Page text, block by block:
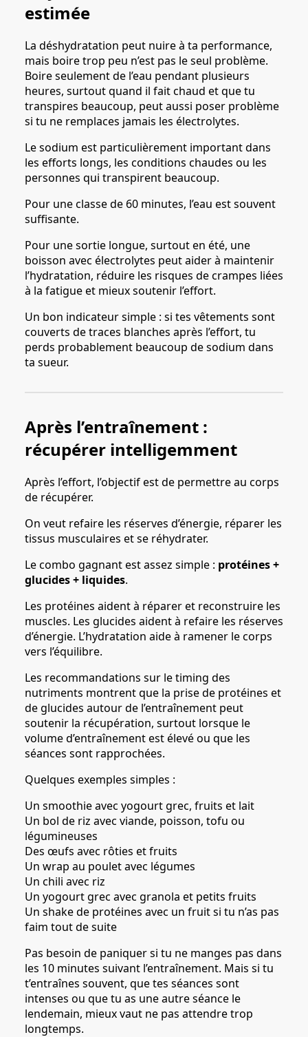
estimée
La déshydratation peut nuire à ta performance,
mais boire trop peu n’est pas le seul problème.
Boire seulement de l’eau pendant plusieurs
heures, surtout quand il fait chaud et que tu
transpires beaucoup, peut aussi poser problème
si tu ne remplaces jamais les électrolytes.
Le sodium est particulièrement important dans
les efforts longs, les conditions chaudes ou les
personnes qui transpirent beaucoup.
Pour une classe de 60 minutes, l’eau est souvent
suffisante.
Pour une sortie longue, surtout en été, une
boisson avec électrolytes peut aider à maintenir
l’hydratation, réduire les risques de crampes liées
à la fatigue et mieux soutenir l’effort.
Un bon indicateur simple : si tes vêtements sont
couverts de traces blanches après l’effort, tu
perds probablement beaucoup de sodium dans
ta sueur.
Après l’entraînement :
récupérer intelligemment
Après l’effort, l’objectif est de permettre au corps
de récupérer.
On veut refaire les réserves d’énergie, réparer les
tissus musculaires et se réhydrater.
Le combo gagnant est assez simple : protéines +
glucides + liquides.
Les protéines aident à réparer et reconstruire les
muscles. Les glucides aident à refaire les réserves
d’énergie. L’hydratation aide à ramener le corps
vers l’équilibre.
Les recommandations sur le timing des
nutriments montrent que la prise de protéines et
de glucides autour de l’entraînement peut
soutenir la récupération, surtout lorsque le
volume d’entraînement est élevé ou que les
séances sont rapprochées.
Quelques exemples simples :
Un smoothie avec yogourt grec, fruits et lait
Un bol de riz avec viande, poisson, tofu ou
légumineuses
Des œufs avec rôties et fruits
Un wrap au poulet avec légumes
Un chili avec riz
Un yogourt grec avec granola et petits fruits
Un shake de protéines avec un fruit si tu n’as pas
faim tout de suite
Pas besoin de paniquer si tu ne manges pas dans
les 10 minutes suivant l’entraînement. Mais si tu
t’entraînes souvent, que tes séances sont
intenses ou que tu as une autre séance le
lendemain, mieux vaut ne pas attendre trop
longtemps.